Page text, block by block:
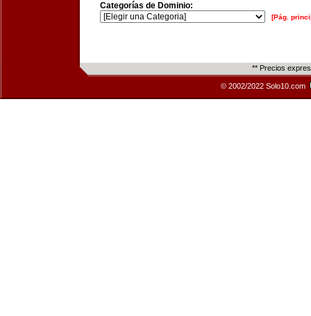
Categorías de Dominio:
[Pág.
** Precios
© 2002/2022 Solo10.com